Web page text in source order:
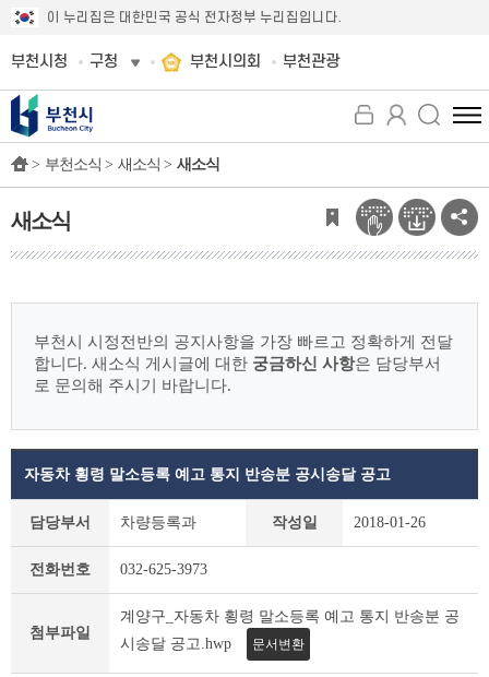
이 누리집은 대한민국 공식 전자정부 누리집입니다.
부천시청 구청 부천시의회 부천관광
전
체
뉴
보
기
> 부천소식 > 새소식 > 새소식
새소식
부천시 시정전반의 공지사항을 가장 빠르고 정확하게 전달
합니다. 새소식 게시글에 대한 궁금하신 사항은 담당부서
로 문의해 주시기 바랍니다.
세
자동차 횡령 말소등록 예고 통지 반송분 공시송달 공고
담당부서 차량등록과 작성일 2018-01-26
전화번호 032-625-3973
첨부파일
계양구_자동차 횡령 말소등록 예고 통지 반송분 공
시송달 공고.hwp
문서변환